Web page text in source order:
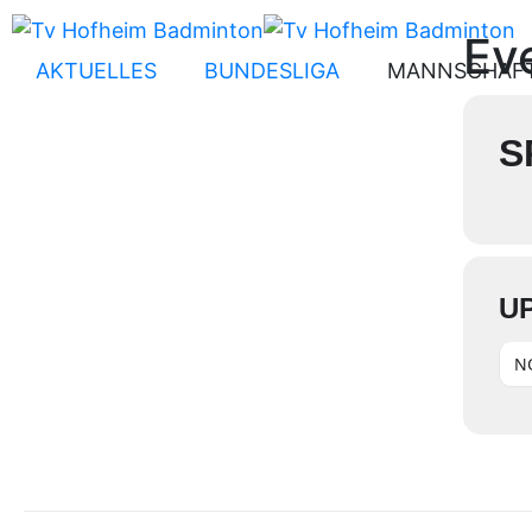
AKTUELLES BUNDESLIGA